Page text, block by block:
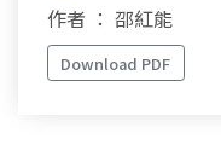
作者 ： 邵紅能
Download PDF